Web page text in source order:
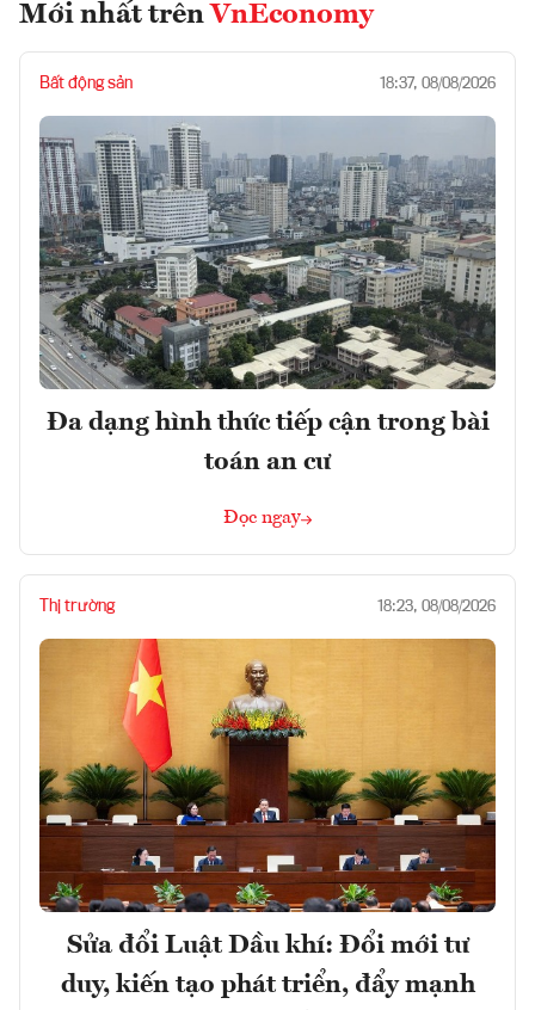
Mới nhất trên VnEconomy
Bất động sản 18:37, 08/08/2026
Đa dạng hình thức tiếp cận trong bài
toán an cư
Đọc ngay
Thị trường 18:23, 08/08/2026
Sửa đổi Luật Dầu khí: Đổi mới tư
duy, kiến tạo phát triển, đẩy mạnh